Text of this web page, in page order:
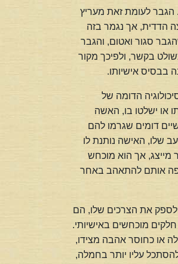
לעומת זאת מעריץ
הדדית, אך נגמר בזה
סגור ואטום, והגבר
בקשר, ולפיכך מקור
אישיותו.
הדומה של
או ישלטו בו, האשה
דומים שגרמו להם
שלו, האישה נותנת לו
מייצג, אך הוא מוכחש
אותם להתאהב באחר
את הצרכים שלו, הם
מוכחשים באישיותי.
או כחוסר אהבה מצידו,
עליו יותר בחמלה,